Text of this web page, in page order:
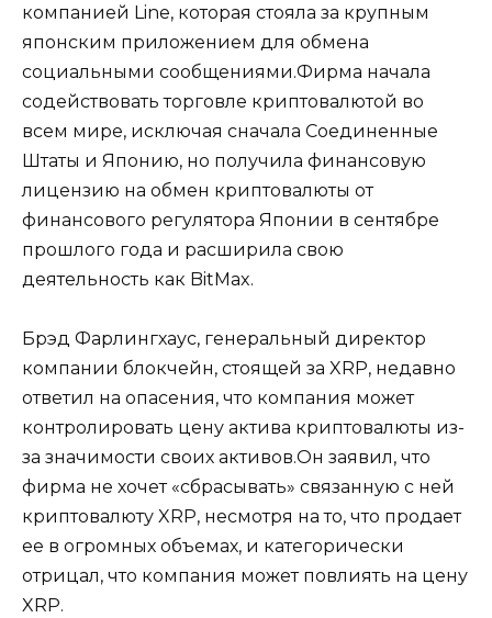
компанией Line, которая стояла за крупным
японским приложением для обмена
социальными сообщениями.Фирма начала
содействовать торговле криптовалютой во
всем мире, исключая сначала Соединенные
Штаты и Японию, но получила финансовую
лицензию на обмен криптовалюты от
финансового регулятора Японии в сентябре
прошлого года и расширила свою
деятельность как BitMax.
Брэд Фарлингхаус, генеральный директор
компании блокчейн, стоящей за XRP, недавно
ответил на опасения, что компания может
контролировать цену актива криптовалюты из-
за значимости своих активов.Он заявил, что
фирма не хочет «сбрасывать» связанную с ней
криптовалюту XRP, несмотря на то, что продает
ее в огромных объемах, и категорически
отрицал, что компания может повлиять на цену
XRP.